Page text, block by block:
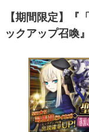
【期間限定】『
ックアップ召喚』